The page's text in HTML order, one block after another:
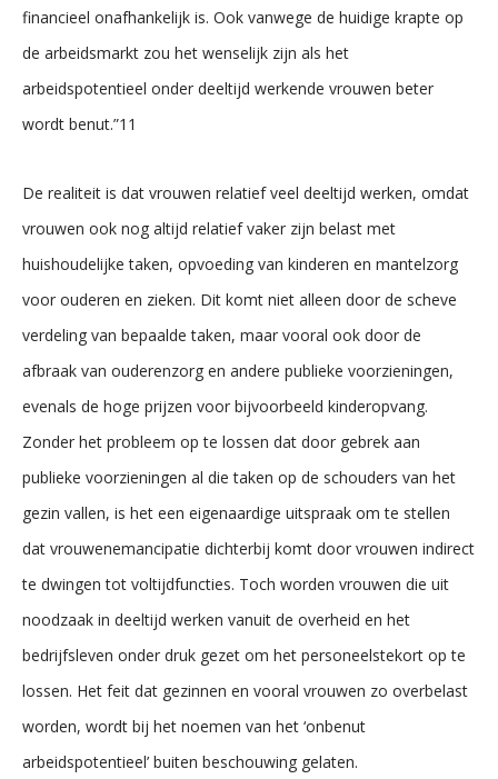
financieel onafhankelijk is. Ook vanwege de huidige krapte op
de arbeidsmarkt zou het wenselijk zijn als het
arbeidspotentieel onder deeltijd werkende vrouwen beter
wordt benut.”11
De realiteit is dat vrouwen relatief veel deeltijd werken, omdat
vrouwen ook nog altijd relatief vaker zijn belast met
huishoudelijke taken, opvoeding van kinderen en mantelzorg
voor ouderen en zieken. Dit komt niet alleen door de scheve
verdeling van bepaalde taken, maar vooral ook door de
afbraak van ouderenzorg en andere publieke voorzieningen,
evenals de hoge prijzen voor bijvoorbeeld kinderopvang.
Zonder het probleem op te lossen dat door gebrek aan
publieke voorzieningen al die taken op de schouders van het
gezin vallen, is het een eigenaardige uitspraak om te stellen
dat vrouwenemancipatie dichterbij komt door vrouwen indirect
te dwingen tot voltijdfuncties. Toch worden vrouwen die uit
noodzaak in deeltijd werken vanuit de overheid en het
bedrijfsleven onder druk gezet om het personeelstekort op te
lossen. Het feit dat gezinnen en vooral vrouwen zo overbelast
worden, wordt bij het noemen van het ‘onbenut
arbeidspotentieel’ buiten beschouwing gelaten.